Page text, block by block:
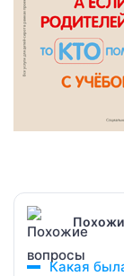
Какая